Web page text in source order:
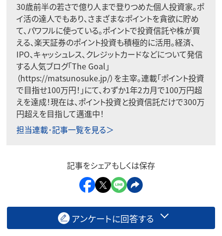
30歳前半の若さで億り人まで登りつめた個人投資家。ポ
イ活の達人でもあり、さまざまなポイントを貪欲に貯め
て、パワフルに使っている。ポイントで投資信託や株が買
える、楽天証券のポイント投資も積極的に活用。経済、
IPO、キャッシュレス、クレジットカードなどについて発信
する人気ブログ「The Goal」
（https://matsunosuke.jp/）を主宰。連載「ポイント投資
で目指せ100万円！」にて、わずか1年2カ月で100万円超
えを達成！現在は、ポイント投資と投資信託だけで300万
円超えを目指して邁進中！
担当連載･記事一覧を見る＞
記事をシェアもしくは保存
アンケートに回答する